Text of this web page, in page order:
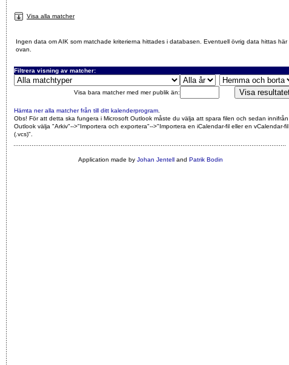
Visa alla matcher
Ingen data om AIK som matchade kriterierna hittades i databasen. Eventuell övrig data hittas här
ovan.
Filtrera visning av matcher:
Visa bara matcher med mer publik än:
Hämta ner alla matcher från till ditt kalenderprogram
Obs! För att detta ska fungera i Microsoft Outlook måste du välja att spara filen och sedan innifrån
Outlook välja "Arkiv"-->"Importera och exportera"-->"Importera en iCalendar-fil eller en vCalendar-fil
(.vcs)"
Application made by Johan Jentelland Patrik Bodin